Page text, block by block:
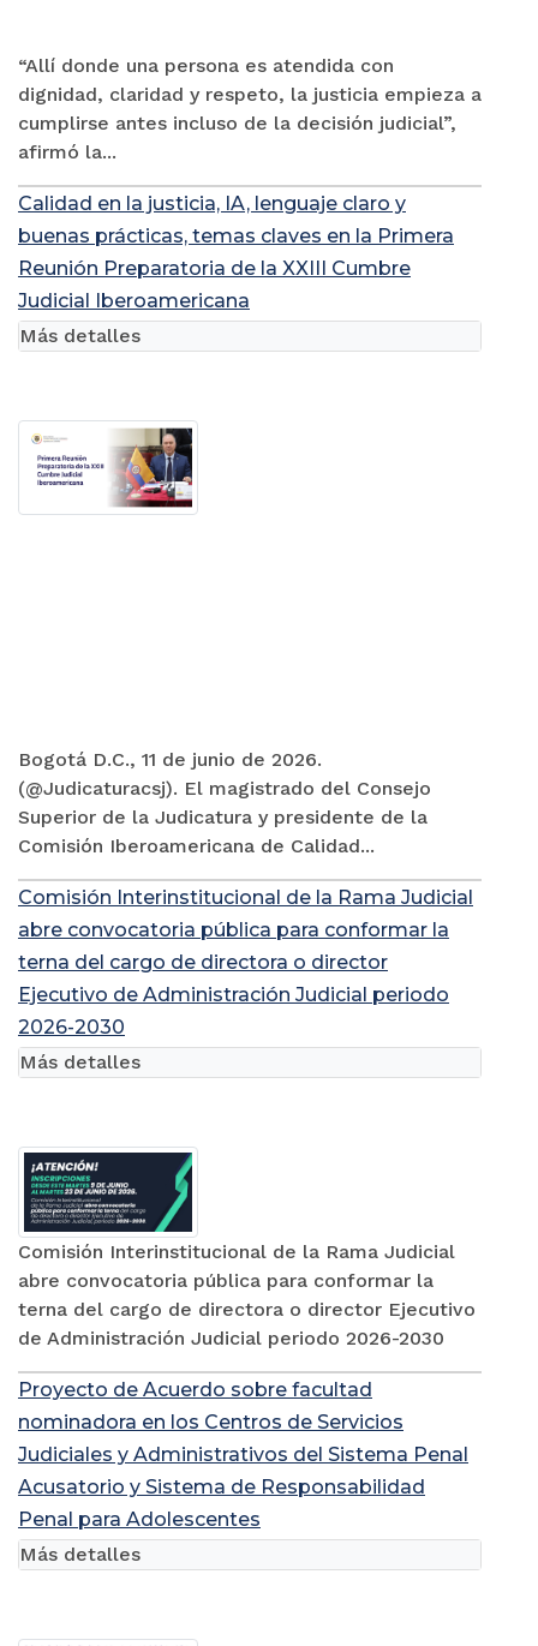
“Allí donde una persona es atendida con
dignidad, claridad y respeto, la justicia empieza a
cumplirse antes incluso de la decisión judicial”,
afirmó la...
Calidad en la justicia, IA, lenguaje claro y
buenas prácticas, temas claves en la Primera
Reunión Preparatoria de la XXIII Cumbre
Judicial Iberoamericana
Bogotá D.C., 11 de junio de 2026.
(@Judicaturacsj). El magistrado del Consejo
Superior de la Judicatura y presidente de la
Comisión Iberoamericana de Calidad...
Más detalles
Comisión Interinstitucional de la Rama Judicial
abre convocatoria pública para conformar la
terna del cargo de directora o director
Ejecutivo de Administración Judicial periodo
2026-2030
Comisión Interinstitucional de la Rama Judicial
abre convocatoria pública para conformar la
terna del cargo de directora o director Ejecutivo
de Administración Judicial periodo 2026-2030
Más detalles
Proyecto de Acuerdo sobre facultad
nominadora en los Centros de Servicios
Judiciales y Administrativos del Sistema Penal
Acusatorio y Sistema de Responsabilidad
Penal para Adolescentes
Más detalles